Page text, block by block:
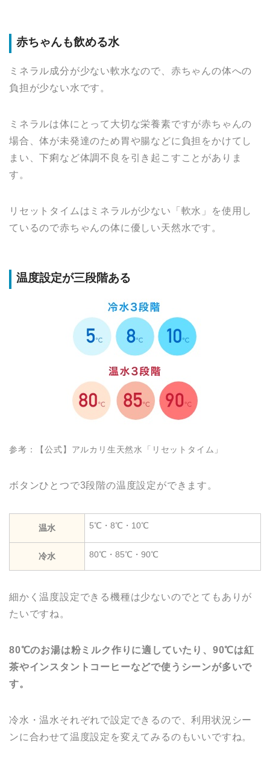
赤ちゃんも飲める水
ミネラル成分が少ない軟水なので、赤ちゃんの体への
負担が少ない水です。
ミネラルは体にとって大切な栄養素ですが赤ちゃんの
場合、体が未発達のため胃や腸などに負担をかけてし
まい、下痢など体調不良を引き起こすことがありま
す。
リセットタイムはミネラルが少ない「軟水」を使用し
ているので赤ちゃんの体に優しい天然水です。
温度設定が三段階ある
参考：【公式】アルカリ生天然水「リセットタイム」
ボタンひとつで3段階の温度設定ができます。
温水 5℃・8℃・10℃
冷水 80℃・85℃・90℃
細かく温度設定できる機種は少ないのでとてもありが
たいですね。
80℃のお湯は粉ミルク作りに適していたり、90℃は紅
茶やインスタントコーヒーなどで使うシーンが多いで
す。
冷水・温水それぞれで設定できるので、利用状況シー
ンに合わせて温度設定を変えてみるのもいいですね。